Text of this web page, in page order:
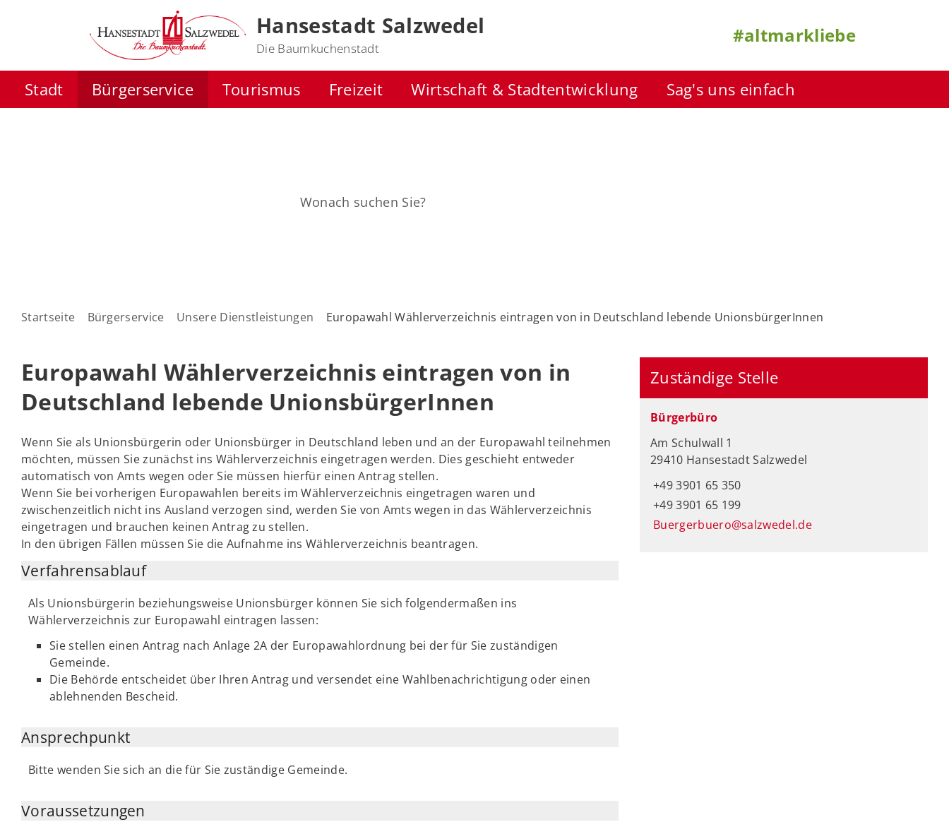
Hansestadt Salzwedel
Die Baumkuchenstadt
#altmarkliebe
Stadt Bürgerservice Tourismus Freizeit Wirtschaft & Stadtentwicklung Sag's uns einfach
Startseite Bürgerservice Unsere Dienstleistungen Europawahl Wählerverzeichnis eintragen von in Deutschland lebende UnionsbürgerInnen
Europawahl Wählerverzeichnis eintragen von in
Deutschland lebende UnionsbürgerInnen
Wenn Sie als Unionsbürgerin oder Unionsbürger in Deutschland leben und an der Europawahl teilnehmen
möchten, müssen Sie zunächst ins Wählerverzeichnis eingetragen werden. Dies geschieht entweder
automatisch von Amts wegen oder Sie müssen hierfür einen Antrag stellen.
Wenn Sie bei vorherigen Europawahlen bereits im Wählerverzeichnis eingetragen waren und
zwischenzeitlich nicht ins Ausland verzogen sind, werden Sie von Amts wegen in das Wählerverzeichnis
eingetragen und brauchen keinen Antrag zu stellen.
In den übrigen Fällen müssen Sie die Aufnahme ins Wählerverzeichnis beantragen.
Verfahrensablauf
Als Unionsbürgerin beziehungsweise Unionsbürger können Sie sich folgendermaßen ins
Wählerverzeichnis zur Europawahl eintragen lassen:
Sie stellen einen Antrag nach Anlage 2A der Europawahlordnung bei der für Sie zuständigen
Gemeinde.
Die Behörde entscheidet über Ihren Antrag und versendet eine Wahlbenachrichtigung oder einen
ablehnenden Bescheid.
Ansprechpunkt
Bitte wenden Sie sich an die für Sie zuständige Gemeinde.
Voraussetzungen
Zuständige Stelle
Bürgerbüro
Am Schulwall 1
29410 Hansestadt Salzwedel
+49 3901 65 350
+49 3901 65 199
Buergerbuero@salzwedel.de